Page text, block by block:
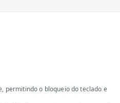
permitindo o bloqueio do teclado e